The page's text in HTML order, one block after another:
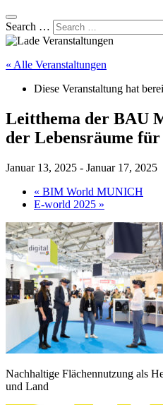
Search …
« Alle Veranstaltungen
Diese Veranstaltung hat
Leitthema der BAU
der Lebensräume
Januar 13, 2025 - Januar 17, 2025
« BIM World MUNICH
E-world 2025 »
Nachhaltige Flächennutzung als
und Land